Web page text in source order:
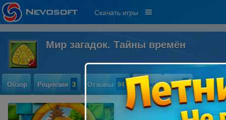
Скачать игры
Мир загадок. Тайны времён
Обзор Рецензии 3 Отзывы 94 Прохождение 7